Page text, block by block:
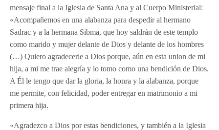
mensaje final a la Iglesia de Santa Ana y al Cuerpo Ministerial:
«Acompañemos en una alabanza para despedir al hermano
Sadrac y a la hermana Sibma, que hoy saldrán de este templo
como marido y mujer delante de Dios y delante de los hombres
(…) Quiero agradecerle a Dios porque, aún en esta union de mi
hija, a mi me trae alegría y lo tomo como una bendición de Dios.
A Él le tengo que dar la gloria, la honra y la alabanza, porque
me permite, con felicidad, poder entregar en matrimonio a mi
primera hija.
«Agradezco a Dios por estas bendiciones, y también a la Iglesia